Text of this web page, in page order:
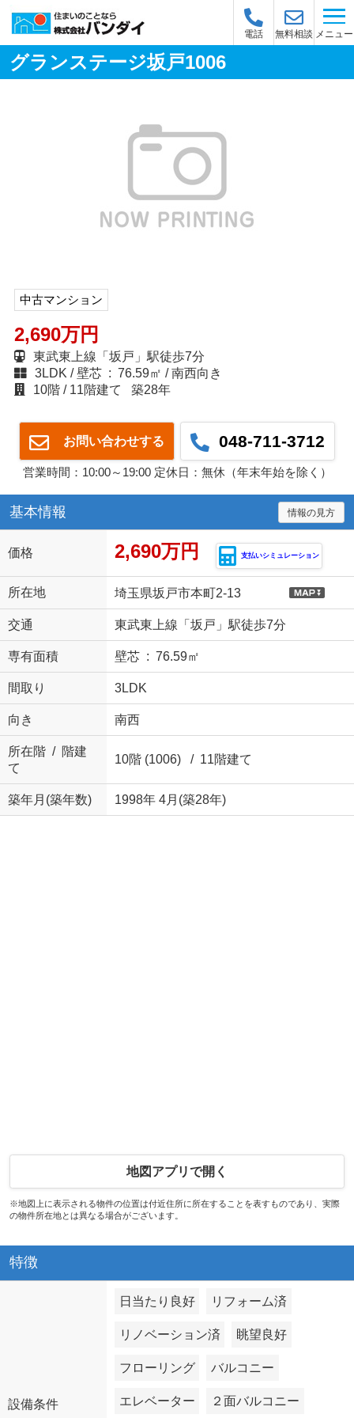
電話 無料相談 メニュー
グランステージ坂戸1006
中古マンション
2,690万円
東武東上線「坂戸」駅徒歩7分
3LDK
壁芯 : 76.59㎡
南西向き
10階
11階建て 築28年
お問い合わせする 048-711-3712
営業時間：10:00～19:00 定休日：無休（年末年始を除く）
基本情報 情報の見方
価格 2,690万円 支払いシミュレーション
所在地 埼玉県坂戸市本町2-13
交通 東武東上線「坂戸」駅徒歩7分
専有面積 壁芯 : 76.59㎡
間取り 3LDK
向き 南西
所在階 / 階建
て
10階 (1006) / 11階建て
築年月(築年数) 1998年 4月(築28年)
地図アプリで開く
※地図上に表示される物件の位置は付近住所に所在することを表すものであり、実際
の物件所在地とは異なる場合がございます。
特徴
設備条件
日当たり良好 リフォーム済
リノベーション済 眺望良好
フローリング バルコニー
エレベーター ２面バルコニー